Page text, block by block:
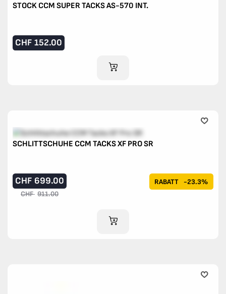
STOCK CCM SUPER TACKS AS-570 INT.
CHF 152.00
IM WARENKORB
SCHLITTSCHUHE CCM TACKS XF PRO SR
RABATT -23.3%
CHF 699.00
CHF 911.00
IM WARENKORB